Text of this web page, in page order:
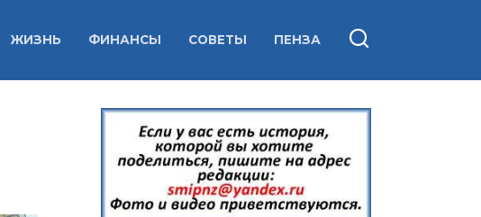
ЖИЗНЬ ФИНАНСЫ СОВЕТЫ ПЕНЗА